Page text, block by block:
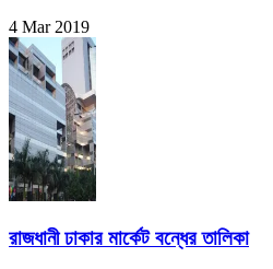
4 Mar 2019
রাজধানী ঢাকার মার্কেট বন্ধের তালিকা